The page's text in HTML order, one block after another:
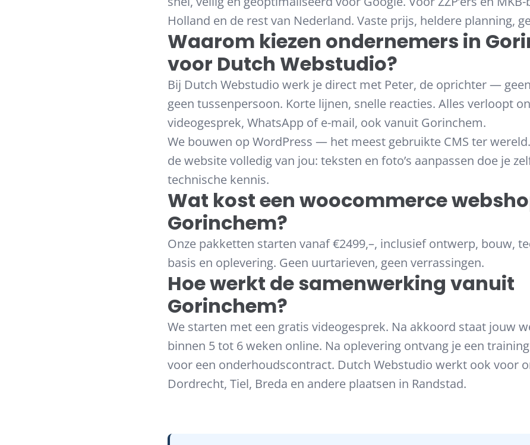
Holland en de rest van Nederland. Vaste prijs, heldere planning,
Waarom kiezen ondernemers in
voor Dutch Webstudio?
Bij Dutch Webstudio werk je direct met Peter, de oprichter —
geen tussenpersoon. Korte lijnen, snelle reacties. Alles verloopt
videogesprek, WhatsApp of e-mail, ook vanuit Gorinchem.
We bouwen op WordPress — het meest gebruikte CMS ter
de website volledig van jou: teksten en foto’s aanpassen doe je
technische kennis.
Wat kost een woocommerce
Gorinchem?
Onze pakketten starten vanaf €2499,–, inclusief ontwerp, bouw,
basis en oplevering. Geen uurtarieven, geen verrassingen.
Hoe werkt de samenwerking vanuit
Gorinchem?
We starten met een gratis videogesprek. Na akkoord staat jouw
binnen 5 tot 6 weken online. Na oplevering ontvang je een
voor een onderhoudscontract. Dutch Webstudio werkt ook voor
Dordrecht, Tiel, Breda en andere plaatsen in Randstad.